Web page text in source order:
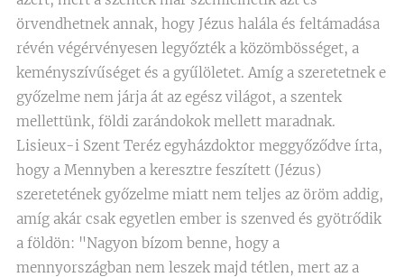
örvendhetnek annak, hogy Jézus halála és feltámadása
révén végérvényesen legyőzték a közömbösséget, a
keményszívűséget és a gyűlöletet. Amíg a szeretetnek e
győzelme nem járja át az egész világot, a szentek
mellettünk, földi zarándokok mellett maradnak.
Lisieux-i Szent Teréz egyházdoktor meggyőződve írta,
hogy a Mennyben a keresztre feszített (Jézus)
szeretetének győzelme miatt nem teljes az öröm addig,
amíg akár csak egyetlen ember is szenved és gyötrődik
a földön: "Nagyon bízom benne, hogy a
mennyországban nem leszek majd tétlen, mert az a